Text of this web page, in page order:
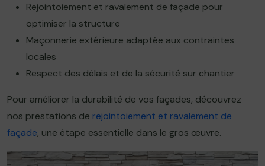
Rejointoiement et ravalement de façade pour
optimiser la structure
Maçonnerie extérieure adaptée aux contraintes
locales
Respect des délais et de la sécurité sur chantier
Pour améliorer la durabilité de vos façades, découvrez
nos prestations de rejointoiement et ravalement de
façade, une étape essentielle dans le gros œuvre.